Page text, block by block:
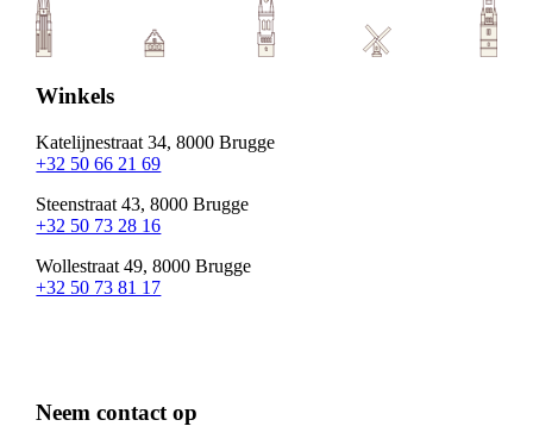
Winkels
Katelijnestraat 34, 8000 Brugge
+32 50 66 21 69
Steenstraat 43, 8000 Brugge
+32 50 73 28 16
Wollestraat 49, 8000 Brugge
+32 50 73 81 17
Neem contact op